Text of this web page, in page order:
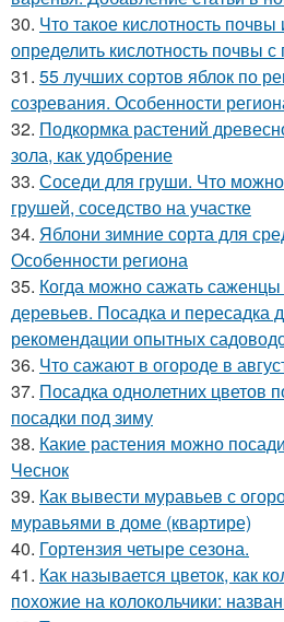
30. Что такое кислотность
определить кислотность почвы
31. 55 лучших сортов яблок по
созревания. Особенности
32. Подкормка растений
зола, как удобрение
33. Соседи для груши. Что
грушей, соседство на участке
34. Яблони зимние сорта для
Особенности региона
35. Когда можно сажать
деревьев. Посадка и пересадка
рекомендации опытных
36. Что сажают в огороде в
37. Посадка однолетних цветов
посадки под зиму
38. Какие растения можно
Чеснок
39. Как вывести муравьев с
муравьями в доме (квартире)
40. Гортензия четыре сезона.
41. Как называется цветок, как
похожие на колокольчики: